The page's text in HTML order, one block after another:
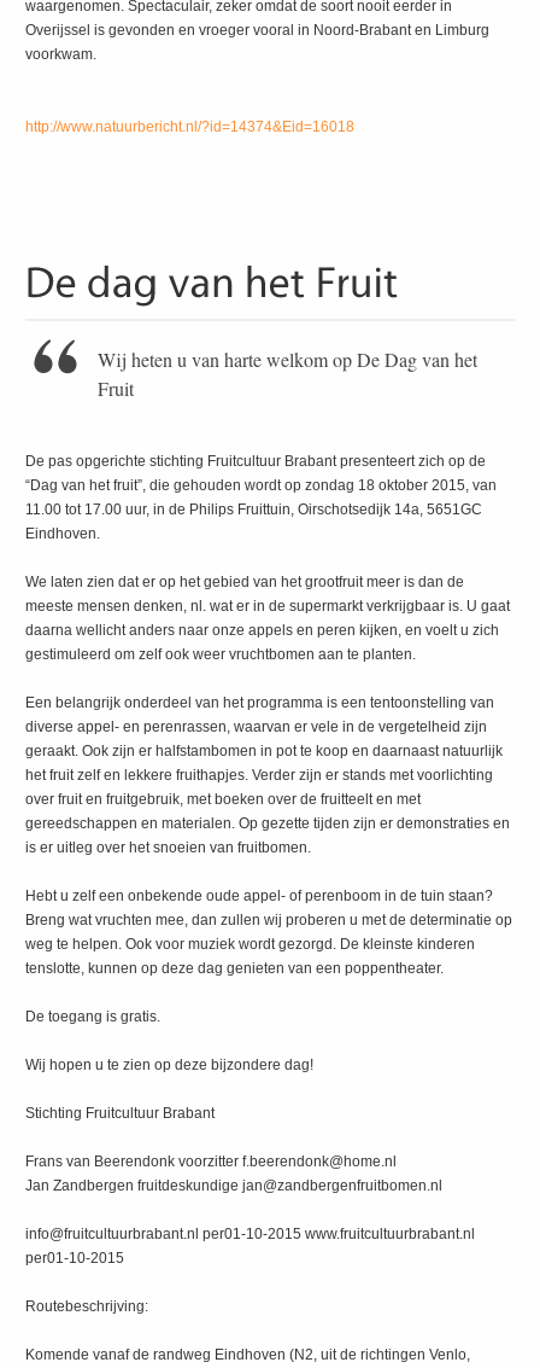
waargenomen. Spectaculair, zeker omdat de soort nooit eerder in
Overijssel is gevonden en vroeger vooral in Noord-Brabant en Limburg
voorkwam.
http://www.natuurbericht.nl/?id=14374&Eid=16018
Wij heten u van harte welkom op De Dag van het
Fruit
De pas opgerichte stichting Fruitcultuur Brabant presenteert zich op de
“Dag van het fruit”, die gehouden wordt op zondag 18 oktober 2015, van
11.00 tot 17.00 uur, in de Philips Fruittuin, Oirschotsedijk 14a, 5651GC
Eindhoven.
We laten zien dat er op het gebied van het grootfruit meer is dan de
meeste mensen denken, nl. wat er in de supermarkt verkrijgbaar is. U gaat
daarna wellicht anders naar onze appels en peren kijken, en voelt u zich
gestimuleerd om zelf ook weer vruchtbomen aan te planten.
Een belangrijk onderdeel van het programma is een tentoonstelling van
diverse appel- en perenrassen, waarvan er vele in de vergetelheid zijn
geraakt. Ook zijn er halfstambomen in pot te koop en daarnaast natuurlijk
het fruit zelf en lekkere fruithapjes. Verder zijn er stands met voorlichting
over fruit en fruitgebruik, met boeken over de fruitteelt en met
gereedschappen en materialen. Op gezette tijden zijn er demonstraties en
is er uitleg over het snoeien van fruitbomen.
Hebt u zelf een onbekende oude appel- of perenboom in de tuin staan?
Breng wat vruchten mee, dan zullen wij proberen u met de determinatie op
weg te helpen. Ook voor muziek wordt gezorgd. De kleinste kinderen
tenslotte, kunnen op deze dag genieten van een poppentheater.
De toegang is gratis.
Wij hopen u te zien op deze bijzondere dag!
Stichting Fruitcultuur Brabant
Frans van Beerendonk voorzitter f.beerendonk@home.nl
Jan Zandbergen fruitdeskundige jan@zandbergenfruitbomen.nl
info@fruitcultuurbrabant.nl per01-10-2015 www.fruitcultuurbrabant.nl
per01-10-2015
Routebeschrijving:
Komende vanaf de randweg Eindhoven (N2, uit de richtingen Venlo,